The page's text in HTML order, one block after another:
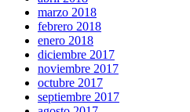
marzo 2018
febrero 2018
enero 2018
diciembre 2017
noviembre 2017
octubre 2017
septiembre 2017